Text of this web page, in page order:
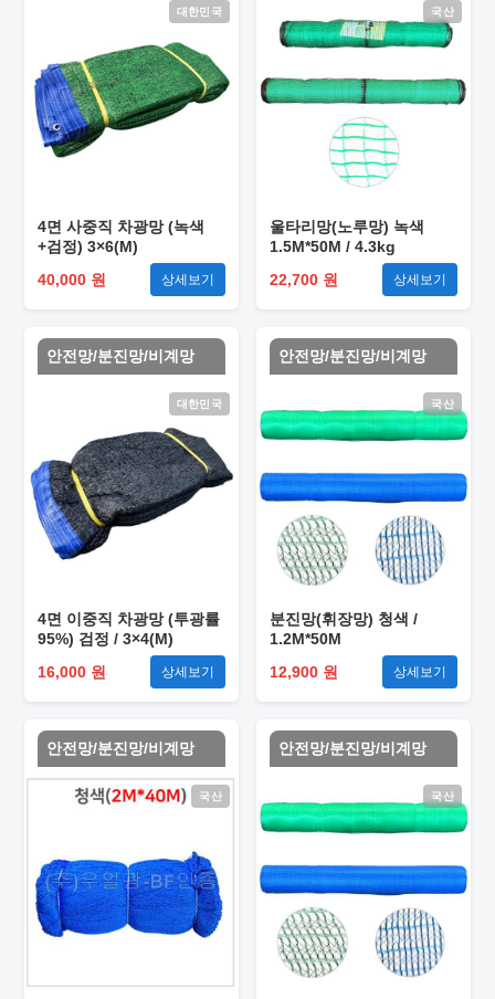
대한민국
4면 사중직 차광망 (녹색
+검정) 3×6(M)
40,000 원
상세보기
국산
울타리망(노루망) 녹색
1.5M*50M / 4.3kg
22,700 원
상세보기
안전망/분진망/비계망
대한민국
4면 이중직 차광망 (투광률
95%) 검정 / 3×4(M)
16,000 원
상세보기
안전망/분진망/비계망
국산
분진망(휘장망) 청색 /
1.2M*50M
12,900 원
상세보기
안전망/분진망/비계망
국산
안전망/분진망/비계망
국산